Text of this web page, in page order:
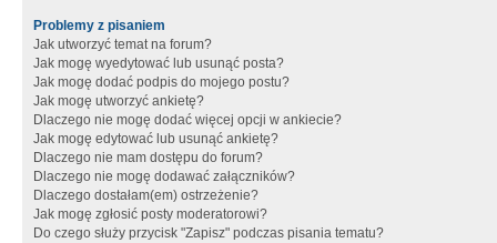
Problemy z pisaniem
Jak utworzyć temat na forum?
Jak mogę wyedytować lub usunąć posta?
Jak mogę dodać podpis do mojego postu?
Jak mogę utworzyć ankietę?
Dlaczego nie mogę dodać więcej opcji w ankiecie?
Jak mogę edytować lub usunąć ankietę?
Dlaczego nie mam dostępu do forum?
Dlaczego nie mogę dodawać załączników?
Dlaczego dostałam(em) ostrzeżenie?
Jak mogę zgłosić posty moderatorowi?
Do czego służy przycisk "Zapisz" podczas pisania tematu?